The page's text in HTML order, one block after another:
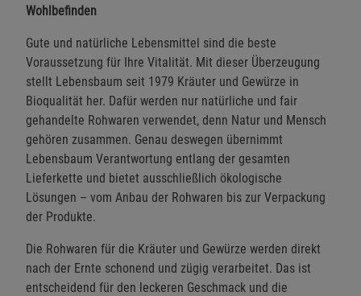
Wohlbefinden
Gute und natürliche Lebensmittel sind die beste
Voraussetzung für Ihre Vitalität. Mit dieser Überzeugung
stellt Lebensbaum seit 1979 Kräuter und Gewürze in
Bioqualität her. Dafür werden nur natürliche und fair
gehandelte Rohwaren verwendet, denn Natur und Mensch
gehören zusammen. Genau deswegen übernimmt
Lebensbaum Verantwortung entlang der gesamten
Lieferkette und bietet ausschließlich ökologische
Lösungen – vom Anbau der Rohwaren bis zur Verpackung
der Produkte.
Die Rohwaren für die Kräuter und Gewürze werden direkt
nach der Ernte schonend und zügig verarbeitet. Das ist
entscheidend für den leckeren Geschmack und die